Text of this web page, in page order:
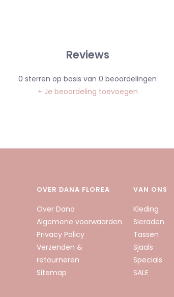
Reviews
0 sterren op basis van 0 beoordelingen
+ Je beoordeling toevoegen
OVER DANA FLOREA
Over Dana
Algemene voorwaarden
Privacy Policy
Verzenden &
retourneren
Sitemap
VAN ONS
Kleding
Sieraden
Tassen
Sjaals
Specials
SALE